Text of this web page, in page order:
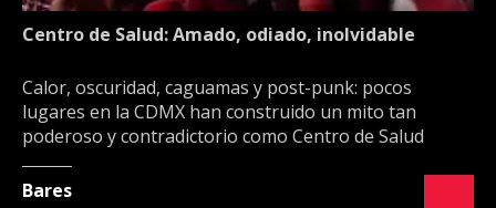
Centro de Salud: Amado, odiado, inolvidable
Calor, oscuridad, caguamas y post-punk: pocos
lugares en la CDMX han construido un mito tan
poderoso y contradictorio como Centro de Salud
Bares